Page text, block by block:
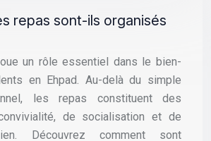
repas sont-ils organisés
joue un rôle essentiel dans le bien-
en Ehpad. Au-delà du simple
les repas constituent des
de socialisation et de
Découvrez comment sont